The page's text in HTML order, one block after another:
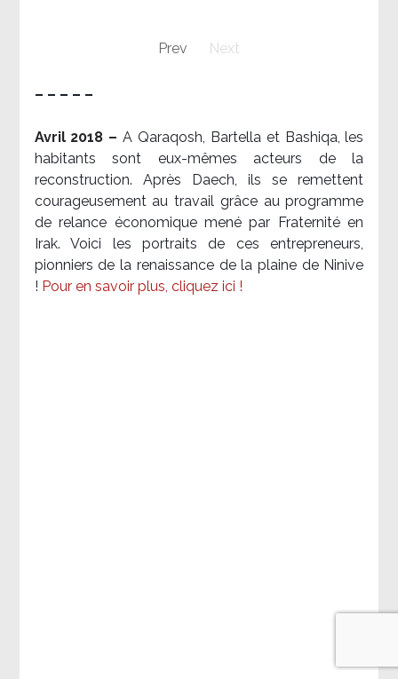
Prev Next
– – – – –
Avril 2018 –A Qaraqosh, Bartella et Bashiqa, les
habitants sont eux-mêmes acteurs de la
reconstruction. Après Daech, ils se remettent
courageusement au travail grâce au programme
de relance économique mené par Fraternité en
Irak. Voici les portraits de ces entrepreneurs,
pionniers de la renaissance de la plaine de Ninive
! Pour en savoir plus, cliquez ici !